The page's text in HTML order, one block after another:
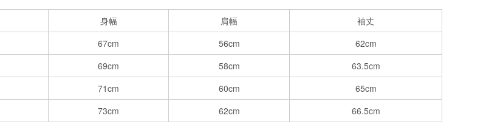
身幅 肩幅
袖丈
67cm 56cm
62cm
69cm 58cm
63.5cm
71cm 60cm
65cm
73cm 62cm 66.5cm